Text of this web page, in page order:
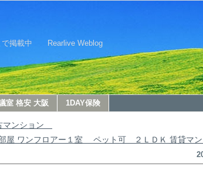
で掲載中 Rearlive Weblog
室 格安 大阪 1DAY保険
ンション
屋 ワンフロアー１室 ペット可 ２ＬＤＫ 賃貸マン